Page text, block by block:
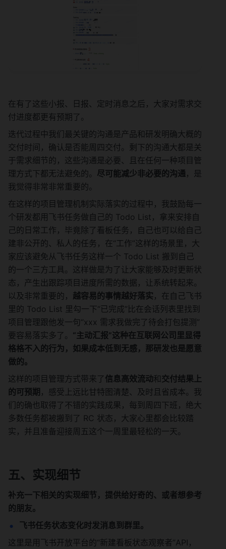
在有了这些小报、日报、定时消息之后，大家对需求交
付进度都更有预期了。
迭代过程中我们最关键的沟通是产品和研发明确大概的
交付时间，确认是否能周四交付。剩下的沟通大都是关
于需求细节的，这些沟通是必要、且在任何一种项目管
理方式下都无法避免的。 尽可能减少非必要的沟通，是
我觉得非常非常重要的。
在这样的项目管理机制实际落实的过程中，我鼓励每一
个研发都用飞书任务做自己的 Todo List，拿来安排自
己的日常工作，毕竟除了看板任务，自己也可以给自己
建非公开的、私人的任务，在“工作”这样的场景里，大
家应该避免从飞书任务这样一个 Todo List 搬到自己
的一个三方工具。这样做是为了让大家能够及时更新状
态，产生出跟踪项目进度所需的数据，让系统转起来。
以及非常重要的， 越容易的事情越好落实 ，在自己飞书
里的 Todo List 里勾一下“已完成”比在会话列表里找到
项目管理跟他发一句“xxx 需求我做完了待会打包提测”
要容易落实多了。 “主动汇报”这种在互联网公司里显得
格格不入的行为，如果成本低到无感，那研发也是愿意
做的。
这样的项目管理方式带来了 信息高效流动和交付结果上
的可预期 ，感受上远比甘特图清楚、及时且省成本。我
们的确也取得了不错的实践成果，每到周四下班，绝大
多数任务都被搬到了 RC 状态，大家心里都会比较踏
实，并且准备迎接周五这个一周里最轻松的一天。
五、实现细节
补充一下相关的实现细节，提供给好奇的、或者想参考
的朋友。
飞书任务状态变化时发消息到群里。
这里是用飞书开放平台的“新建看板状态观察者”API，